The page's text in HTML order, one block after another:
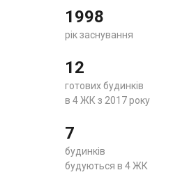
1998
рік заснування
12
готових будинків
в 4 ЖК з 2017 року
7
будинків
будуються в 4 ЖК